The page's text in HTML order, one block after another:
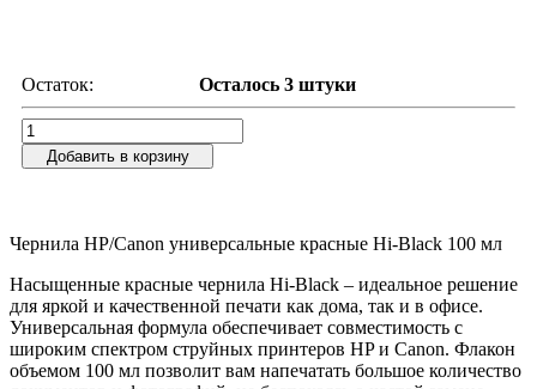
Остаток: Осталось 3 штуки
Добавить в корзину
Чернила HP/Canon универсальные красные Hi-Black 100 мл
Насыщенные красные чернила Hi-Black – идеальное решение
для яркой и качественной печати как дома, так и в офисе.
Универсальная формула обеспечивает совместимость с
широким спектром струйных принтеров HP и Canon. Флакон
объемом 100 мл позволит вам напечатать большое количество